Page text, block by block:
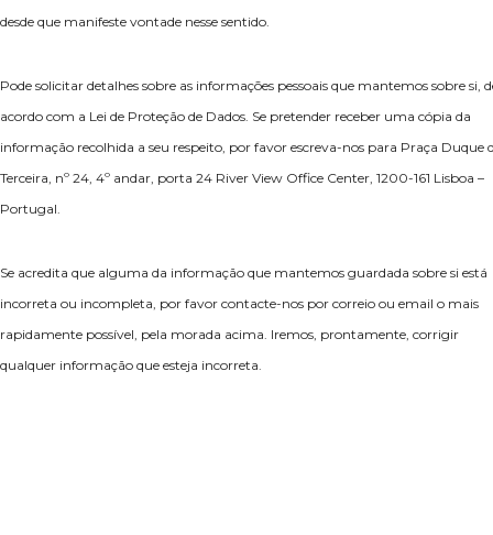
desde que manifeste vontade nesse sentido.
Pode solicitar detalhes sobre as informações pessoais que mantemos sobre si,
acordo com a Lei de Proteção de Dados. Se pretender receber uma cópia da
informação recolhida a seu respeito, por favor escreva-nos para Praça Duque
Terceira, nº 24, 4º andar, porta 24 River View Office Center, 1200-161 Lisboa –
Portugal.
Se acredita que alguma da informação que mantemos guardada sobre si está
incorreta ou incompleta, por favor contacte-nos por correio ou email o mais
rapidamente possível, pela morada acima. Iremos, prontamente, corrigir
qualquer informação que esteja incorreta.